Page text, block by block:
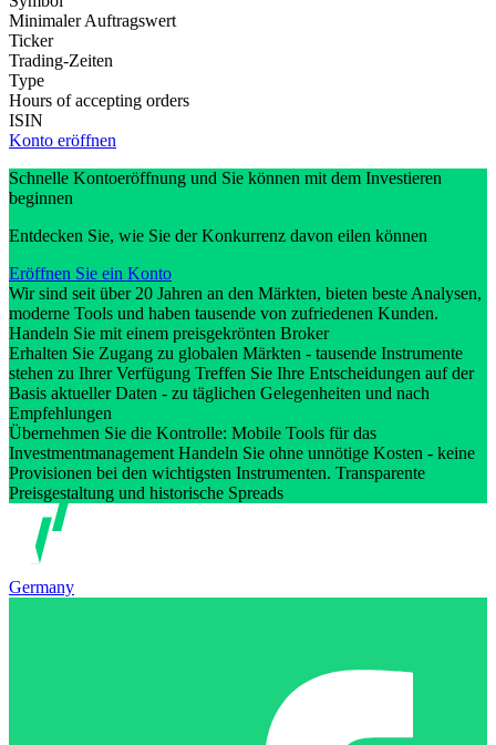
Minimaler Auftragswert
Ticker
Trading-Zeiten
Type
Hours of accepting orders
ISIN
Konto eröffnen
Schnelle Kontoeröffnung und Sie können mit dem Investieren
beginnen
Entdecken Sie, wie Sie der Konkurrenz davon eilen können
Eröffnen Sie ein Konto
Wir sind seit über 20 Jahren an den Märkten, bieten beste Analysen,
moderne Tools und haben tausende von zufriedenen Kunden.
Handeln Sie mit einem preisgekrönten Broker
Erhalten Sie Zugang zu globalen Märkten - tausende Instrumente
stehen zu Ihrer Verfügung Treffen Sie Ihre Entscheidungen auf der
Basis aktueller Daten - zu täglichen Gelegenheiten und nach
Empfehlungen
Übernehmen Sie die Kontrolle: Mobile Tools für das
Investmentmanagement Handeln Sie ohne unnötige Kosten - keine
Provisionen bei den wichtigsten Instrumenten. Transparente
Preisgestaltung und historische Spreads
Germany